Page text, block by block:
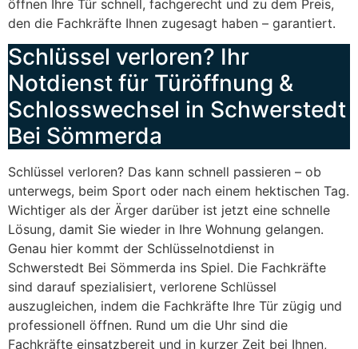
öffnen Ihre Tür schnell, fachgerecht und zu dem Preis,
den die Fachkräfte Ihnen zugesagt haben – garantiert.
Schlüssel verloren? Ihr
Notdienst für Türöffnung &
Schlosswechsel in Schwerstedt
Bei Sömmerda
Schlüssel verloren? Das kann schnell passieren – ob
unterwegs, beim Sport oder nach einem hektischen Tag.
Wichtiger als der Ärger darüber ist jetzt eine schnelle
Lösung, damit Sie wieder in Ihre Wohnung gelangen.
Genau hier kommt der Schlüsselnotdienst in
Schwerstedt Bei Sömmerda ins Spiel. Die Fachkräfte
sind darauf spezialisiert, verlorene Schlüssel
auszugleichen, indem die Fachkräfte Ihre Tür zügig und
professionell öffnen. Rund um die Uhr sind die
Fachkräfte einsatzbereit und in kurzer Zeit bei Ihnen,